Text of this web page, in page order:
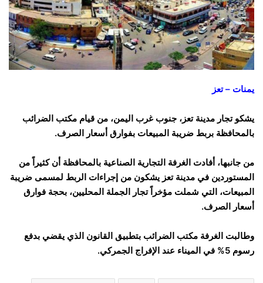
يمنات – تعز
يشكو تجار مدينة تعز، جنوب غرب اليمن، من قيام مكتب الضرائب
بالمحافظة بربط ضريبة المبيعات بفوارق أسعار الصرف.
من جانبها، أفادت الغرفة التجارية الصناعية بالمحافظة أن كثيراً من
المستوردين في مدينة تعز يشكون من إجراءات الربط لمسمى ضريبة
المبيعات، التي شملت مؤخراً تجار الجملة المحليين، بحجة فوارق
أسعار الصرف.
وطالبت الغرفة مكتب الضرائب بتطبيق القانون الذي يقضي بدفع
رسوم 5% في الميناء عند الإفراج الجمركي.